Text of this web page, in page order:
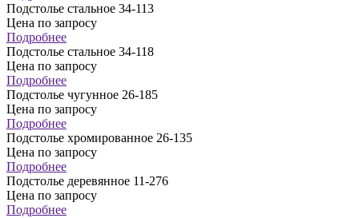
Подстолье стальное 34-113
Цена по запросу
Подробнее
Подстолье стальное 34-118
Цена по запросу
Подробнее
Подстолье чугунное 26-185
Цена по запросу
Подробнее
Подстолье хромированное 26-135
Цена по запросу
Подробнее
Подстолье деревянное 11-276
Цена по запросу
Подробнее